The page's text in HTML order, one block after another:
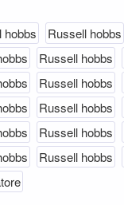
hobbs
Russell hobbs
Russell hobbs
Russell hobbs
Russell hobbs
Russell hobbs
Russell hobbs